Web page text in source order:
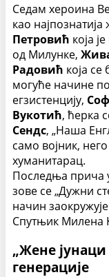
Седам хероина
као
Петровић која
од Милунке,
Радовић која
могуће начине
егзистенцију,
Вукотић, ћерка
Сендс, „Наша
само војник,
хуманитарац.
Последња прича
зове се „Дужни
начин
Спутњик Милена
„Жене јунаци
генерације